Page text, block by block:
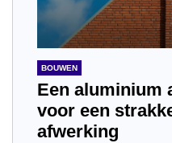
BOUWEN
Een aluminium
voor een
afwerking